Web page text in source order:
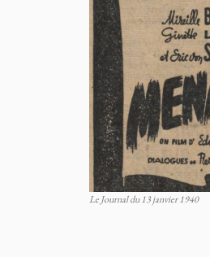
Le Journal du 13 janvier 1940